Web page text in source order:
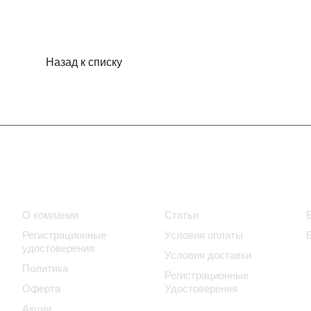
Назад к списку
О компании
Регистрационные
удостоверения
Политика
Оферта
Акции
Статьи
Условия оплаты
Условия доставки
Регистрационные
Удостоверения